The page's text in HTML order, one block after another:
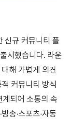
신규 커뮤니티 플
시했습니다. 라운
해 가볍게 의견
커뮤니티 방식
되어 소통의 속
송·스포츠·자동